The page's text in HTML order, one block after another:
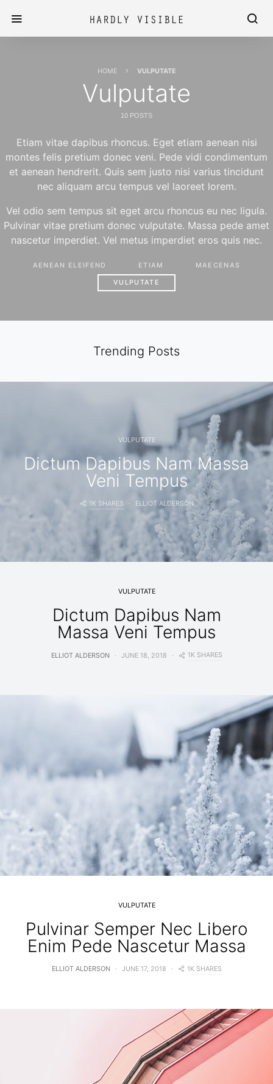
HOME VULPUTATE
Vulputate
10 POSTS
Etiam vitae dapibus rhoncus. Eget etiam aenean nisi
montes felis pretium donec veni. Pede vidi condimentum
et aenean hendrerit. Quis sem justo nisi varius tincidunt
nec aliquam arcu tempus vel laoreet lorem.
Vel odio sem tempus sit eget arcu rhoncus eu nec ligula.
Pulvinar vitae pretium donec vulputate. Massa pede amet
nascetur imperdiet. Vel metus imperdiet eros quis nec.
AENEAN ELEIFEND ETIAM MAECENAS
VULPUTATE
Trending Posts
VULPUTATE
Dictum Dapibus Nam Massa
Veni Tempus
1K SHARES ELLIOT ALDERSON
VULPUTATE
Dictum Dapibus Nam
Massa Veni Tempus
ELLIOT ALDERSON JUNE 18, 2018 1K SHARES
VULPUTATE
Pulvinar Semper Nec Libero
Enim Pede Nascetur Massa
ELLIOT ALDERSON JUNE 17, 2018 1K SHARES